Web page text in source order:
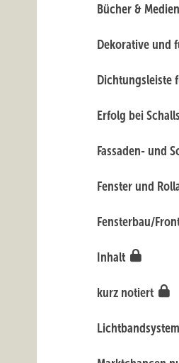
Bücher & Medien
Dekorative und
Dichtungsleiste
Erfolg bei
Fassaden- und
Fenster und
Fensterbau/
Inhalt
kurz notiert